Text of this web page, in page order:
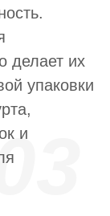
делает их
упаковки
и